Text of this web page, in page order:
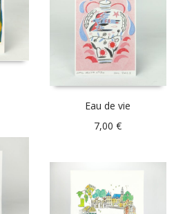
Eau de vie
7,00€